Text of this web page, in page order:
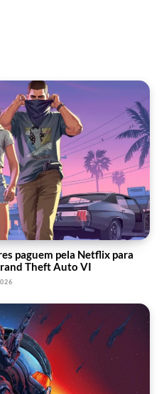
paguem pela Netflix para
Theft Auto VI